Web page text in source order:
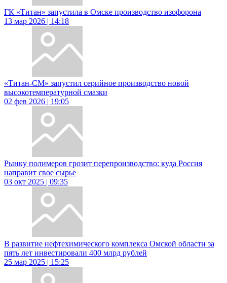
ГК «Титан» запустила в Омске производство изофорона
13 мар 2026 | 14:18
«Титан-СМ» запустил серийное производство новой
высокотемпературной смазки
02 фев 2026 | 19:05
Рынку полимеров грозит перепроизводство: куда Россия
направит свое сырье
03 окт 2025 | 09:35
В развитие нефтехимического комплекса Омской области за
пять лет инвестировали 400 млрд рублей
25 мар 2025 | 15:25